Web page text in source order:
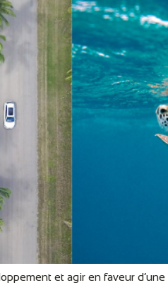
et agir en faveur